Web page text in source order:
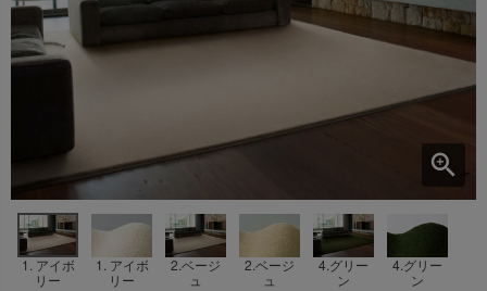
1. アイボ
リー
1. アイボ
リー
2.ベージ
ュ
2.ベージ
ュ
4.グリー
ン
4.グリー
ン